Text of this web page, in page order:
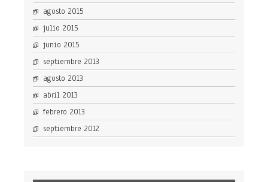
agosto 2015
julio 2015
junio 2015
septiembre 2013
agosto 2013
abril 2013
febrero 2013
septiembre 2012